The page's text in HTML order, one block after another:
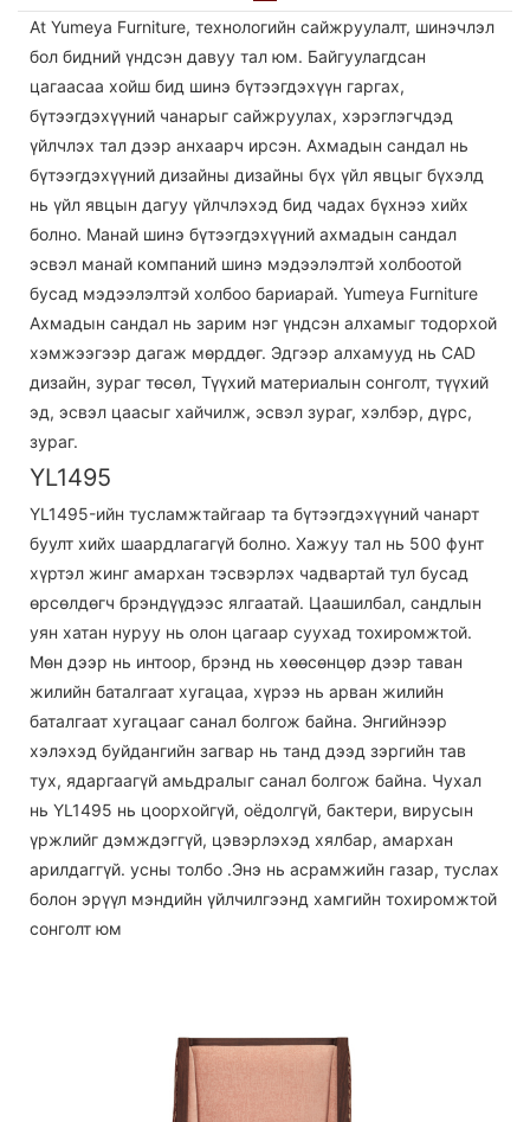
At Yumeya Furniture, технологийн сайжруулалт, шинэчлэл
бол бидний үндсэн давуу тал юм. Байгуулагдсан
цагаасаа хойш бид шинэ бүтээгдэхүүн гаргах,
бүтээгдэхүүний чанарыг сайжруулах, хэрэглэгчдэд
үйлчлэх тал дээр анхаарч ирсэн. Ахмадын сандал нь
бүтээгдэхүүний дизайны дизайны бүх үйл явцыг бүхэлд
нь үйл явцын дагуу үйлчлэхэд бид чадах бүхнээ хийх
болно. Манай шинэ бүтээгдэхүүний ахмадын сандал
эсвэл манай компаний шинэ мэдээлэлтэй холбоотой
бусад мэдээлэлтэй холбоо бариарай. Yumeya Furniture
Ахмадын сандал нь зарим нэг үндсэн алхамыг тодорхой
хэмжээгээр дагаж мөрддөг. Эдгээр алхамууд нь CAD
дизайн, зураг төсөл, Түүхий материалын сонголт, түүхий
эд, эсвэл цаасыг хайчилж, эсвэл зураг, хэлбэр, дүрс,
зураг.
YL1495
YL1495-ийн тусламжтайгаар та бүтээгдэхүүний чанарт
буулт хийх шаардлагагүй болно. Хажуу тал нь 500 фунт
хүртэл жинг амархан тэсвэрлэх чадвартай тул бусад
өрсөлдөгч брэндүүдээс ялгаатай. Цаашилбал, сандлын
уян хатан нуруу нь олон цагаар суухад тохиромжтой.
Мөн дээр нь интоор, брэнд нь хөөсөнцөр дээр таван
жилийн баталгаат хугацаа, хүрээ нь арван жилийн
баталгаат хугацааг санал болгож байна. Энгийнээр
хэлэхэд буйдангийн загвар нь танд дээд зэргийн тав
тух, ядаргаагүй амьдралыг санал болгож байна. Чухал
нь YL1495 нь цоорхойгүй, оёдолгүй, бактери, вирусын
үржлийг дэмждэггүй, цэвэрлэхэд хялбар, амархан
арилдаггүй. усны толбо .Энэ нь асрамжийн газар, туслах
болон эрүүл мэндийн үйлчилгээнд хамгийн тохиромжтой
сонголт юм